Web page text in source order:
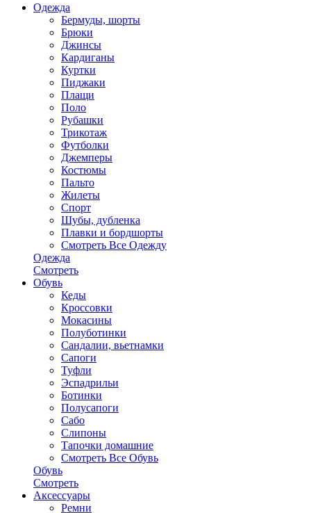
Одежда
Бермуды, шорты
Брюки
Джинсы
Кардиганы
Куртки
Пиджаки
Плащи
Поло
Рубашки
Трикотаж
Футболки
Джемперы
Костюмы
Пальто
Жилеты
Спорт
Шубы, дубленка
Плавки и бордшорты
Смотреть Все Одежду
Одежда
Смотреть
Обувь
Кеды
Кроссовки
Мокасины
Полуботинки
Сандалии, вьетнамки
Сапоги
Туфли
Эспадрильи
Ботинки
Полусапоги
Сабо
Слипоны
Тапочки домашние
Смотреть Все Обувь
Обувь
Смотреть
Аксесcуары
Ремни